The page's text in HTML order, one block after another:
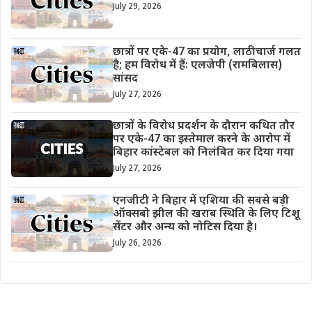
July 29, 2026
छात्रों पर एके-47 का प्रयोग, लाठीचार्ज गलत
है; हम विरोध में हैं: एलजेपी (रामबिलास)
सांसद
July 27, 2026
छात्रों के विरोध प्रदर्शन के दौरान कथित तौर
पर एके-47 का इस्तेमाल करने के आरोप में
बिहार कांस्टेबल को निलंबित कर दिया गया
July 27, 2026
एनजीटी ने बिहार में एशिया की सबसे बड़ी
ऑक्सबो झील की खराब स्थिति के लिए टिशू
सेंटर और अन्य को नोटिस दिया है।
July 26, 2026